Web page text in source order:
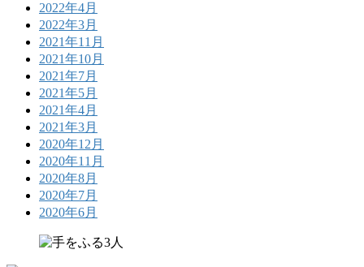
2022年4月
2022年3月
2021年11月
2021年10月
2021年7月
2021年5月
2021年4月
2021年3月
2020年12月
2020年11月
2020年8月
2020年7月
2020年6月